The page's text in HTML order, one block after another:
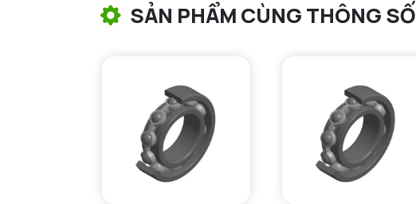
VÒNG BI ĐŨA TRỤ NTN
VÒNG BI KIM NTN
VÒNG BI CHẶN TRỤC NTN
SẢN PHẨM CÙNG THÔNG SỐ